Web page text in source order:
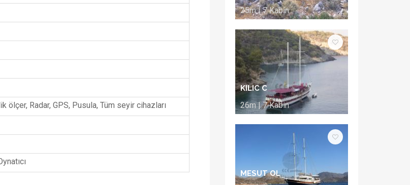
ölçer, Radar, GPS, Pusula, Tüm seyir cihazları
25m | 7 Kabin
KILIC C
26m | 7 Kabin
MESUT OL